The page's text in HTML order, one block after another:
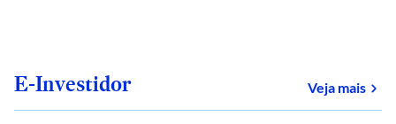
E-Investidor Veja mais